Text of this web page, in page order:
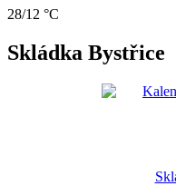
28/12 °C
Skládka Bystřice